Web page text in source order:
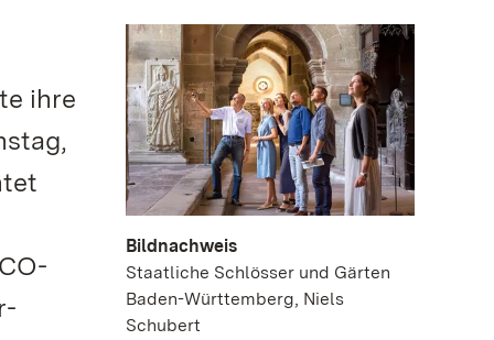
ihre
Bildnachweis
Staatliche Schlösser und Gärten
Baden-Württemberg, Niels
Schubert